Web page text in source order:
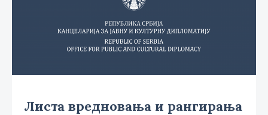
Листа вредновања и рангирања